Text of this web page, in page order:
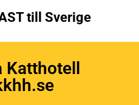
till Sverige